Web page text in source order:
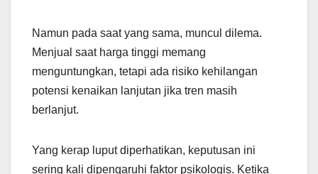
Namun pada saat yang sama, muncul dilema.
Menjual saat harga tinggi memang
menguntungkan, tetapi ada risiko kehilangan
potensi kenaikan lanjutan jika tren masih
berlanjut.
Yang kerap luput diperhatikan, keputusan ini
sering kali dipengaruhi faktor psikologis. Ketika